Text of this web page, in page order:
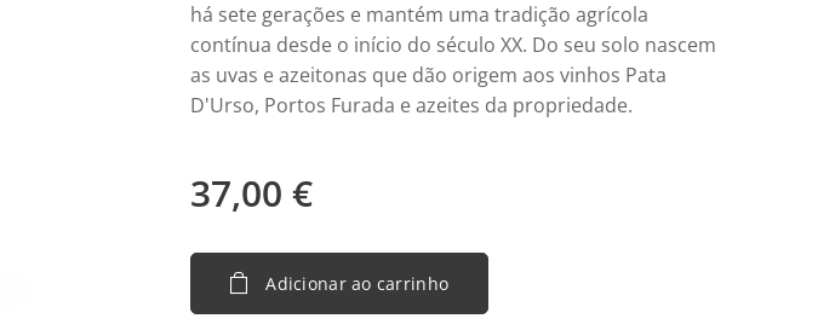
há sete gerações e mantém uma tradição agrícola
contínua desde o início do século XX. Do seu solo nascem
as uvas e azeitonas que dão origem aos vinhos Pata
D'Urso, Portos Furada e azeites da propriedade.
37,00 €
Adicionar ao carrinho